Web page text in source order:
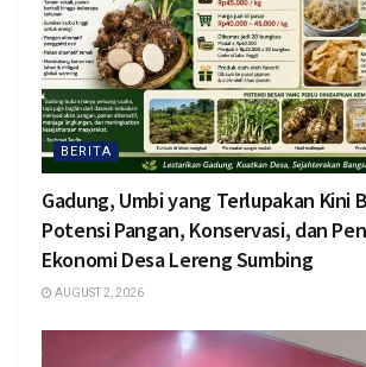
BERITA
Gadung, Umbi yang Terlupakan Kini
Potensi Pangan, Konservasi, dan
Ekonomi Desa Lereng Sumbing
AUGUST 2, 2026